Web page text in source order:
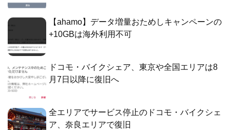
【ahamo】データ増量おためしキャンペーンの
+10GBは海外利用不可
ドコモ・バイクシェア、東京や全国エリアは8
月7日以降に復旧へ
全エリアでサービス停止のドコモ・バイクシェ
ア、奈良エリアで復旧